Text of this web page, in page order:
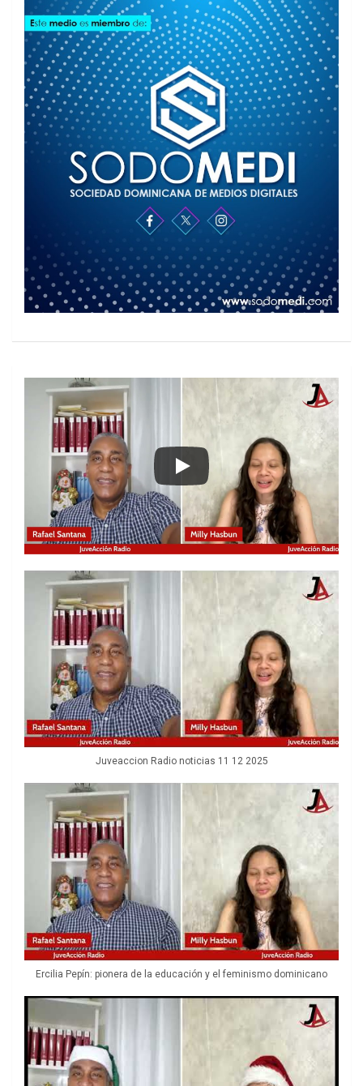
Juveaccion Radio noticias 11 12 2025
Ercilia Pepín: pionera de la educación y el feminismo dominicano